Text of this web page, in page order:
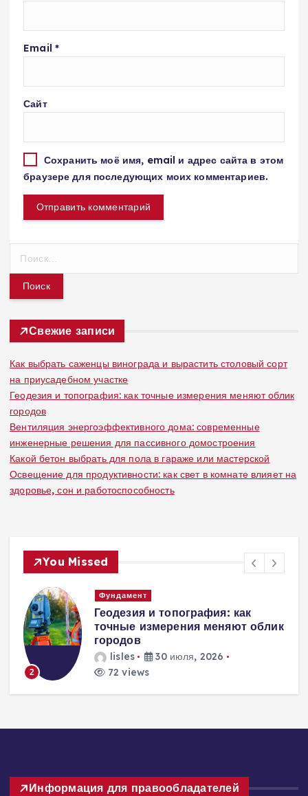
Email *
Сайт
Сохранить моё имя, email и адрес сайта в этом
браузере для последующих моих комментариев.
т
Свежие записи
Как выбрать саженцы винограда и вырастить столовый сорт
на приусадебном участке
Геодезия и топография: как точные измерения меняют облик
городов
Вентиляция энергоэффективного дома: современные
инженерные решения для пассивного домостроения
Какой бетон выбрать для пола в гараже или мастерской
Освещение для продуктивности: как свет в комнате влияет на
здоровье, сон и работоспособность
You Missed
2
Фундамент
Геодезия и топография: как
точные измерения меняют облик
городов
lisles
30 июля, 2026
72 views
Информация для правообладателей